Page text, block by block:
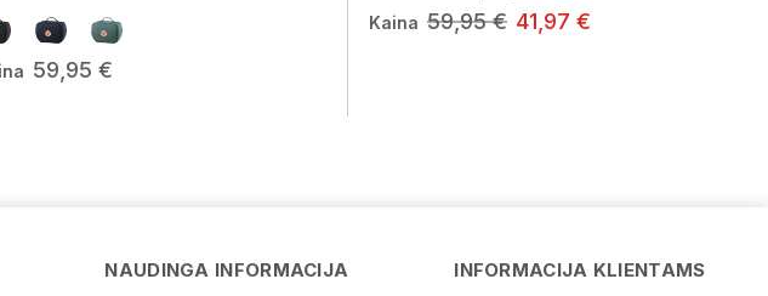
59,95 €
Kaina 59,95 € 41,97 €
NAUDINGA INFORMACIJA INFORMACIJA KLIENTAMS